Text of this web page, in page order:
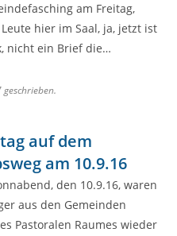
am Freitag,
hier im Saal, ja, jetzt ist
nicht ein Brief die…
geschrieben.
auf dem
am 10.9.16
den 10.9.16, waren
aus den Gemeinden
Pastoralen Raumes wieder